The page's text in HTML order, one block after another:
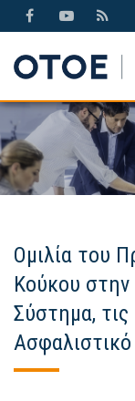
Ομιλία του
Κούκου στην
Σύστημα, τις
Ασφαλιστικό